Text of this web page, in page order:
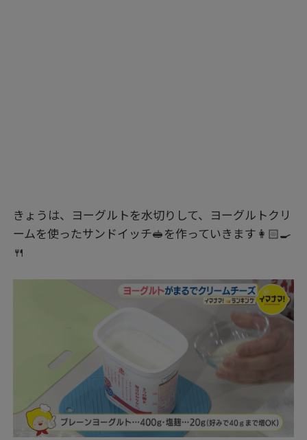
きょうは、ヨーグルトを水切りして、ヨーグルトクリ
ームを使ったサンドイッチ🥪を作っていきます👩🏻‍🍳
🍴